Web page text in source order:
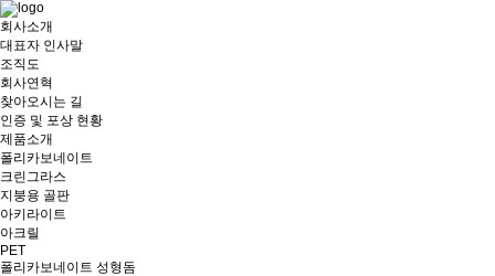
회사소개
대표자 인사말
조직도
회사연혁
찾아오시는 길
인증 및 포상 현황
제품소개
폴리카보네이트
크린그라스
지붕용 골판
아키라이트
아크릴
PET
폴리카보네이트 성형돔